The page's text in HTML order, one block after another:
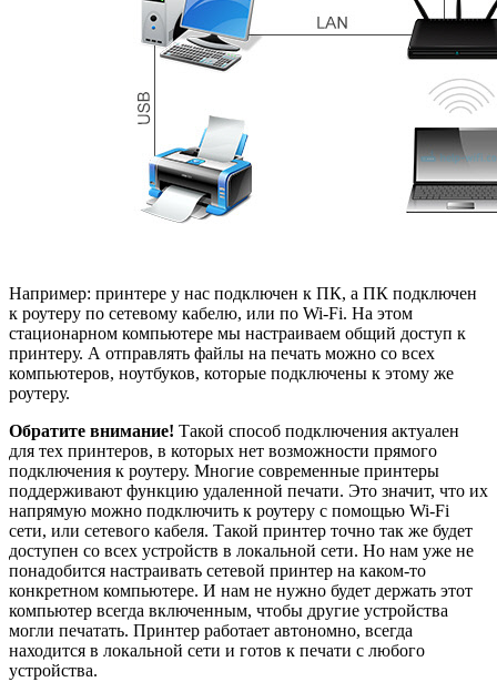
Например: принтере у нас подключен к ПК, а ПК подключен
к роутеру по сетевому кабелю, или по Wi-Fi. На этом
стационарном компьютере мы настраиваем общий доступ к
принтеру. А отправлять файлы на печать можно со всех
компьютеров, ноутбуков, которые подключены к этому же
роутеру.
Обратите внимание! Такой способ подключения актуален
для тех принтеров, в которых нет возможности прямого
подключения к роутеру. Многие современные принтеры
поддерживают функцию удаленной печати. Это значит, что их
напрямую можно подключить к роутеру с помощью Wi-Fi
сети, или сетевого кабеля. Такой принтер точно так же будет
доступен со всех устройств в локальной сети. Но нам уже не
понадобится настраивать сетевой принтер на каком-то
конкретном компьютере. И нам не нужно будет держать этот
компьютер всегда включенным, чтобы другие устройства
могли печатать. Принтер работает автономно, всегда
находится в локальной сети и готов к печати с любого
устройства.